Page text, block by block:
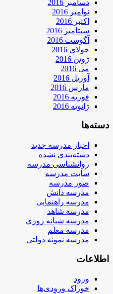
دسامبر 2016
نوامبر 2016
اکتبر 2016
سپتامبر 2016
آگوست 2016
جولای 2016
ژوئن 2016
می 2016
آوریل 2016
مارس 2016
فوریه 2016
ژانویه 2016
دسته‌ها
اخبار مدرسه جدید
دسته‌بندی نشده
روانشناسی مدرسه
سایت مدرسه
صور مدرسه
مدرسه دانش
مدرسه راهنمایی
مدرسه شاهد
مدرسه شبانه روزی
مدرسه معلم
مدرسه نمونه دولتی
اطلاعات
ورود
خوراک ورودی‌ها